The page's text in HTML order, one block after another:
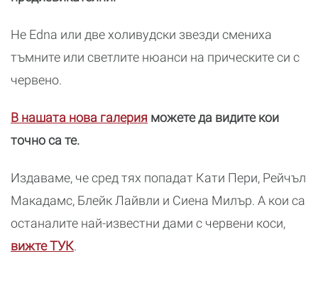
Не Edna или две холивудски звезди смениха
тъмните или светлите нюанси на прическите си с
червено.
В нашата нова галерия можете да видите кои
точно са те.
Издаваме, че сред тях попадат Кати Пери, Рейчъл
Макадамс, Блейк Лайвли и Сиена Милър. А кои са
останалите най-известни дами с червени коси,
вижте ТУК.